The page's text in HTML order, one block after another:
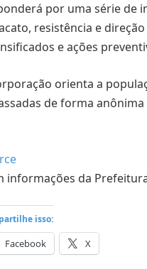
por uma série de
resistência e
e ações
orienta a
de forma anônima
informações da
isso:
Facebook X